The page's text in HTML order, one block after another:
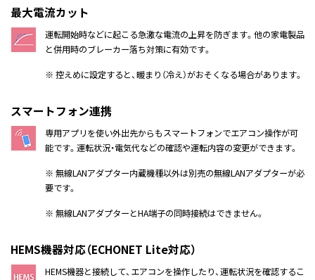
最大電流カット
運転開始時などに起こる急激な電流の上昇を防ぎます。他の家電製品
と併用時のブレーカー落ち対策に有効です。
※ 控えめに設定すると、暖まり（冷え）がおそくなる場合があります。
スマートフォン連携
専用アプリを使い外出先からもスマートフォンでエアコン操作が可
能です。運転状況・電気代などの確認や運転内容の変更ができます。
※ 無線LANアダプター内蔵機種以外は別売の無線LANアダプターが必
要です。
※ 無線LANアダプターとHA端子の同時接続はできません。
HEMS機器対応（ECHONET Lite対応）
HEMS機器と接続して、エアコンを操作したり、運転状況を確認するこ